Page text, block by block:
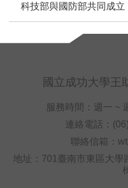
科技部與國防部共同成立
國立成功大學王
服務時間：週一 ~
連絡電話：
聯絡信箱：
地址：701臺南市東區大學